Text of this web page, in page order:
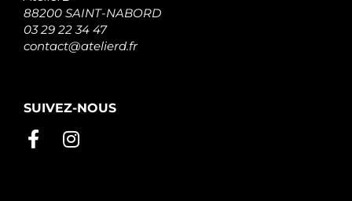
88200 SAINT-NABORD
03 29 22 34 47
contact@atelierd.fr
SUIVEZ-NOUS